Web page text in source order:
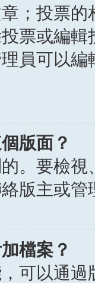
；投票
票或編
員可以
版面？
。要檢
版主或管
檔案？
，可以通